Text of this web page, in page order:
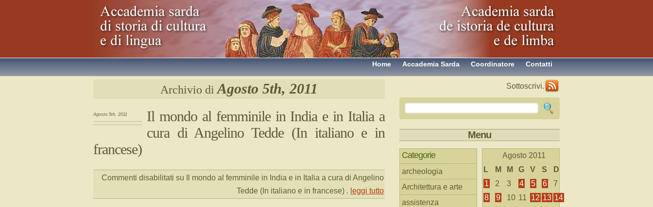
Contatti
Coordinatore
Accademia Sarda
Home
Archivio diAgosto 5th, 2011
Agosto 5th, 2011
Il mondo al femminile in India e in Italia a
cura di Angelino Tedde (In italiano e in
francese)
Commenti disabilitati su Il mondo al femminile in India e in Italia a cura di Angelino
Tedde (In italiano e in francese) . leggi tutto
Sottoscrivi.
Menu
Categorie
archeologia
Architettura e arte
assistenza
Agosto 2011
L
M M G V S
D
1
2 3 4 5 6
7
8
9 10 11 12 13 14